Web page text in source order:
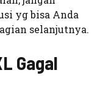
yg bisa Anda
selanjutnya.
Gagal